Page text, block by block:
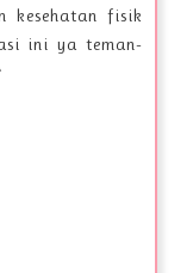
kesehatan fisik
ini ya teman-